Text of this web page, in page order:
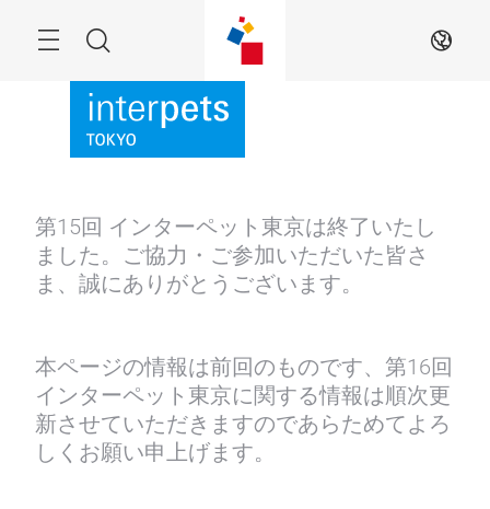
Search JA
第15回 インターペット東京は終了いたし
ました。ご協力・ご参加いただいた皆さ
ま、誠にありがとうございます。
本ページの情報は前回のものです、第16回
インターペット東京に関する情報は順次更
新させていただきますのであらためてよろ
しくお願い申上げます。